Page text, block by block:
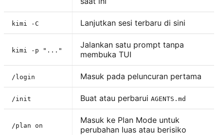
kimi -C Lanjutkan sesi terbaru di sini
kimi -p "..."
Jalankan satu prompt tanpa
membuka TUI
/login Masuk pada peluncuran pertama
/init Buat atau perbarui AGENTS.md
/plan on
Masuk ke Plan Mode untuk
perubahan luas atau berisiko